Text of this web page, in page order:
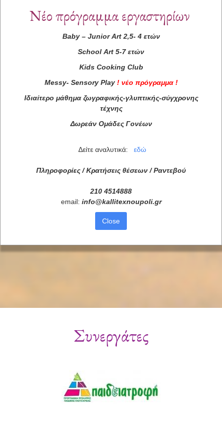
Συνεργάτες
Νέο πρόγραμμα εργαστηρίων
Baby– Junior Art2,5- 4 ετών
School Art 5-7 ετών
Kids Cooking Club
Messy- Sensory Play ! νέο πρόγραμμα !
Ιδιαίτερο μάθημα ζωγραφικής-γλυπτικής-σύγχρονης
τέχνης
Δωρεάν Ομάδες Γονέων
Δείτε αναλυτικά: εδώ
Πληροφορίες / Κρατήσεις θέσεων / Ραντεβού
210 4514888
email: info@kallitexnoupoli.gr
Close